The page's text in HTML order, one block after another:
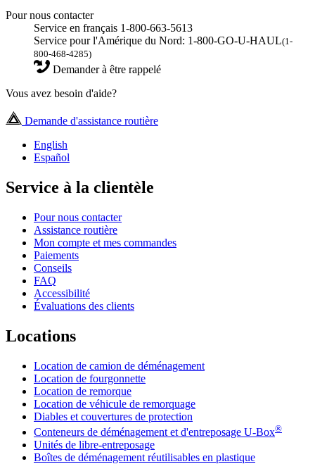
Pour nous contacter
Service en français 1-800-663-5613
Service pour l'Amérique du Nord: 1-800-GO-U-HAUL(1-
800-468-4285)
Demander à être rappelé
Vous avez besoin d'aide?
Demande d'assistance routière
English
Español
Service à la clientèle
Pour nous contacter
Assistance routière
Mon compte et mes commandes
Paiements
Conseils
FAQ
Accessibilité
Évaluations des clients
Locations
Location de camion de déménagement
Location de fourgonnette
Location de remorque
Location de véhicule de remorquage
Diables et couvertures de protection
Conteneurs de déménagement et d'entreposage U-Box®
Unités de libre-entreposage
Boîtes de déménagement réutilisables en plastique